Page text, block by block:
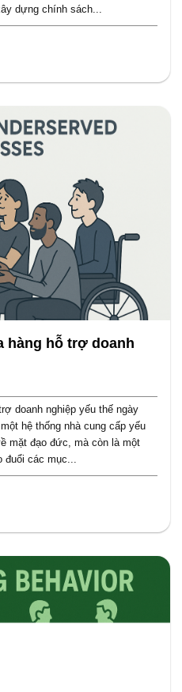
dựng chính sách...
hàng hỗ trợ doanh
doanh nghiệp yếu thế ngày
hệ thống nhà cung cấp yếu
mặt đạo đức, mà còn là một
đuổi các mục...